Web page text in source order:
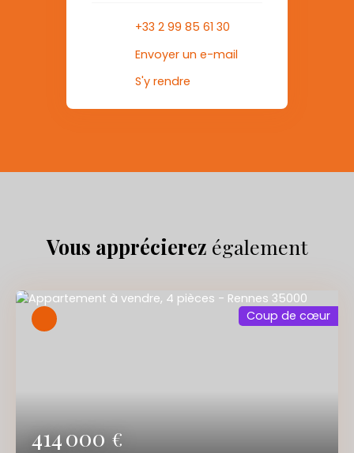
+33 2 99 85 61 30
Envoyer un e-mail
S'y rendre
Vous apprécierez également
414 000€
Coup de cœur